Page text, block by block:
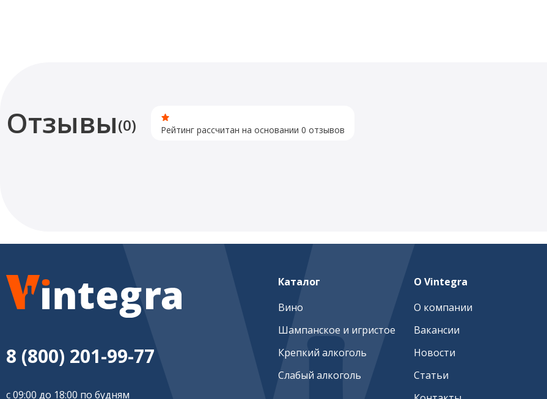
Отзывы(0) Рейтинг рассчитан на основании 0 отзывов
8 (800) 201-99-77
с 09:00 до 18:00 по будням
Каталог
Вино
Шампанское и игристое
Крепкий алкоголь
Слабый алкоголь
О Vintegra
О компании
Вакансии
Новости
Статьи